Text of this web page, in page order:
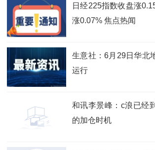
日经225指数收盘涨
涨0.07% 焦点热闻
生意社：6月29日华北
运行
和讯李景峰：c浪已经
的加仓时机